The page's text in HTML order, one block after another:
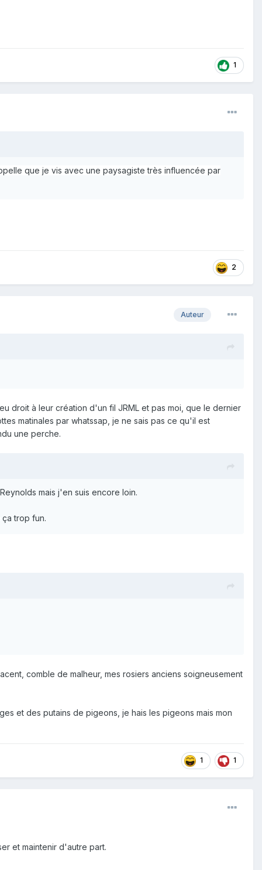
1
que je vis avec une paysagiste très influencée par
2
Auteur
droit à leur création d'un fil JRML et pas moi, que le dernier
matinales par whatssap, je ne sais pas ce qu'il est
une perche.
mais j'en suis encore loin.
trop fun.
comble de malheur, mes rosiers anciens soigneusement
et des putains de pigeons, je hais les pigeons mais mon
1 1
et maintenir d'autre part.